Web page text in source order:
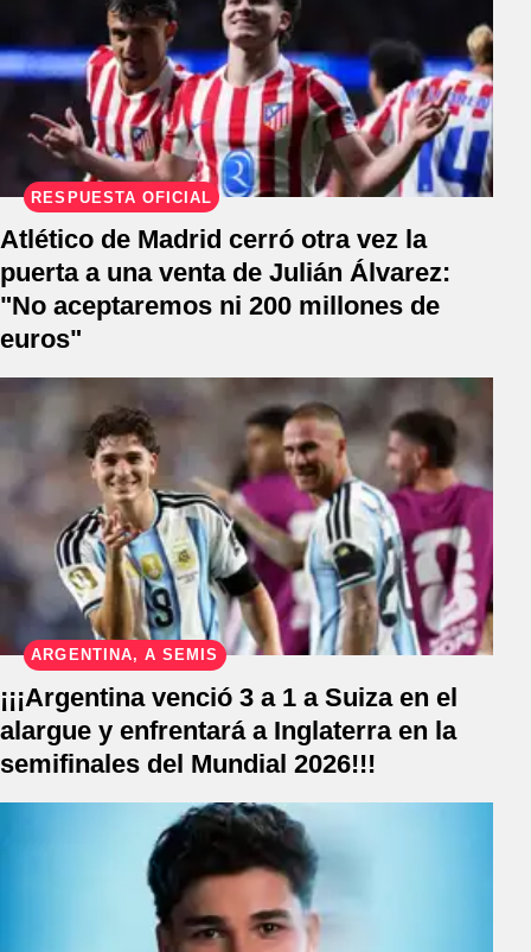
RESPUESTA OFICIAL
Atlético de Madrid cerró otra vez la
puerta a una venta de Julián Álvarez:
"No aceptaremos ni 200 millones de
euros"
ARGENTINA, A SEMIS
¡¡¡Argentina venció 3 a 1 a Suiza en el
alargue y enfrentará a Inglaterra en la
semifinales del Mundial 2026!!!